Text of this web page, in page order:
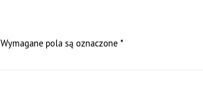
Wymagane pola są oznaczone *